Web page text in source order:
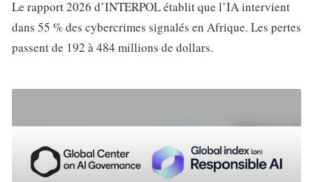
Le rapport 2026 d’INTERPOL établit que l’IA intervient
dans 55 % des cybercrimes signalés en Afrique. Les pertes
passent de 192 à 484 millions de dollars.